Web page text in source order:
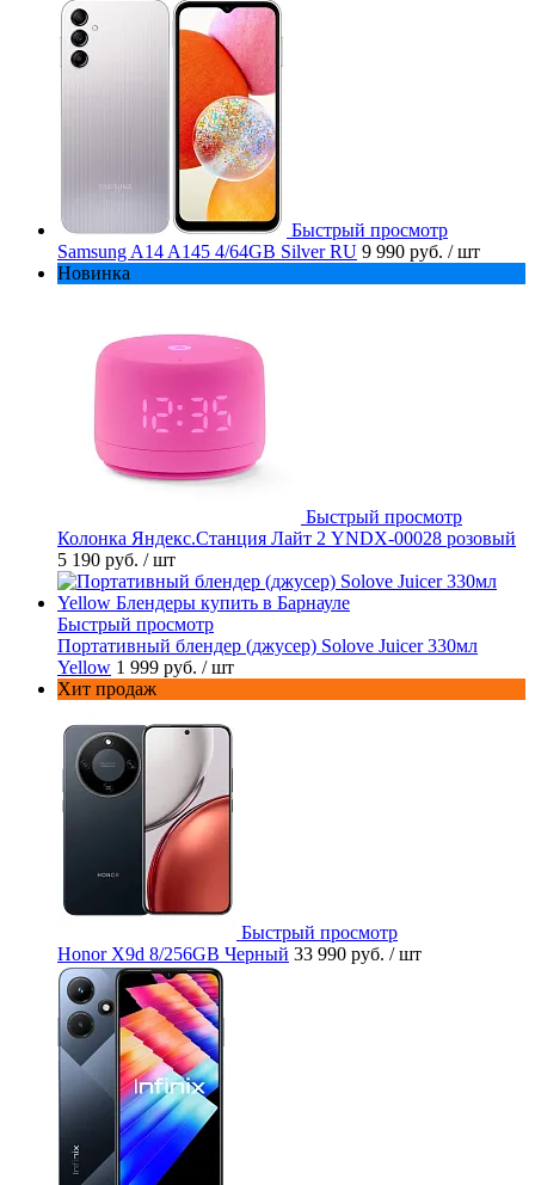
Быстрый просмотр
Samsung A14 A145 4/64GB Silver RU 9 990 руб. / шт
Новинка
Быстрый просмотр
Колонка Яндекс.Станция Лайт 2 YNDX-00028 розовый
5 190 руб. / шт
Быстрый просмотр
Портативный блендер (джусер) Solove Juicer 330мл
Yellow 1 999 руб. / шт
Хит продаж
Быстрый просмотр
Honor X9d 8/256GB Черный 33 990 руб. / шт